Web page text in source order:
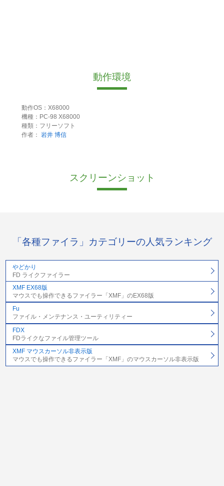
動作環境
動作OS：X68000
機種：PC-98 X68000
種類：フリーソフト
作者： 岩井 博信
スクリーンショット
「各種ファイラ」カテゴリーの人気ランキング
やどかり
FD ライクファイラー
XMF EX68版
マウスでも操作できるファイラー「XMF」のEX68版
Fu
ファイル・メンテナンス・ユーティリティー
FDX
FDライクなファイル管理ツール
XMF マウスカーソル非表示版
マウスでも操作できるファイラー「XMF」のマウスカーソル非表示版